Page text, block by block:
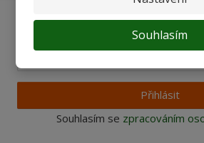
Souhlasím
Ať vám nic
Přihlásit
Souhlasím se zpracováním